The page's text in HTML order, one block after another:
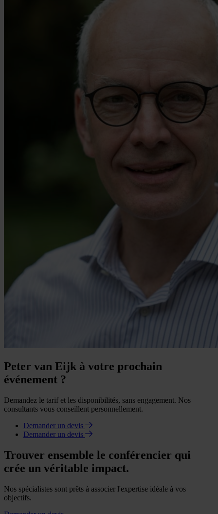
Peter van Eijk à votre prochain
événement ?
Demandez le tarif et les disponibilités, sans engagement. Nos
consultants vous conseillent personnellement.
Demander un devis
Demander un devis
Trouver ensemble le conférencier qui
crée un véritable impact.
Nos spécialistes sont prêts à associer l'expertise idéale à vos
objectifs.